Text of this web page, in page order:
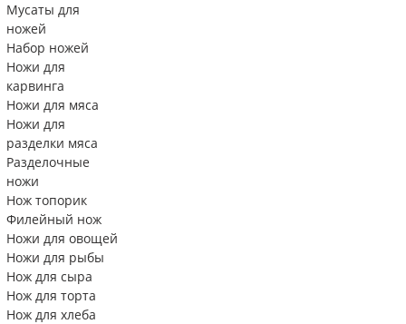
Мусаты для
ножей
Набор ножей
Ножи для
карвинга
Ножи для мяса
Ножи для
разделки мяса
Разделочные
ножи
Нож топорик
Филейный нож
Ножи для овощей
Ножи для рыбы
Нож для сыра
Нож для торта
Нож для хлеба